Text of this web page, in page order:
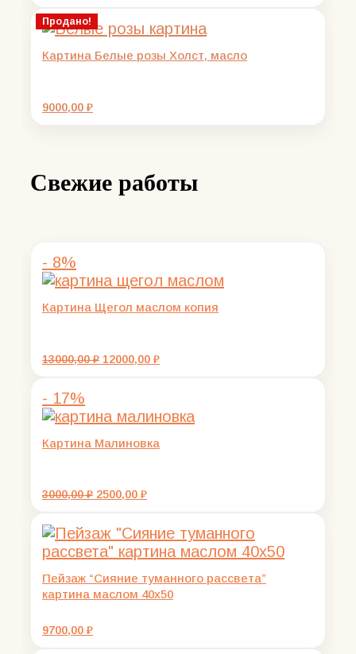
составляла
500,00 ₽.
Продано!
Картина Белые розы Холст, масло
9000,00 ₽
Свежие работы
- 8%
Картина Щегол маслом копия
13000,00₽ Первоначальная
12000,00 ₽Текущая
- 17%
Картина Малиновка
3000,00₽ Первоначальная
3000,00 ₽.
2500,00 ₽Текущая
Пейзаж “Сияние туманного рассвета”
картина маслом 40х50
9700,00 ₽